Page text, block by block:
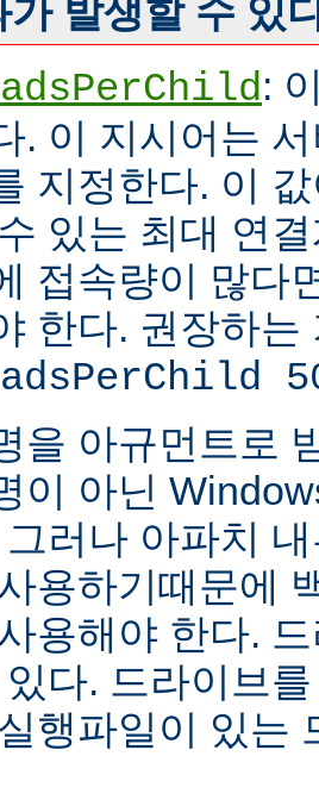
가 발생할 수 있
:
. 이 지시어는
지정한다. 이
있는 최대 연
접속량이 많다
한다. 권장하는
을 아규먼트로
이 아닌
러나 아파치
용하기때문에
용해야 한다.
다. 드라이브
행파일이 있는